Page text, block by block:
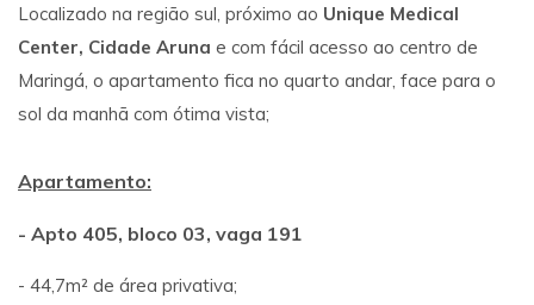
Localizado na região sul, próximo ao Unique Medical
Center, Cidade Aruna e com fácil acesso ao centro de
Maringá, o apartamento fica no quarto andar, face para o
sol da manhã com ótima vista;
Apartamento:
- Apto 405, bloco 03, vaga 191
- 44,7m² de área privativa;